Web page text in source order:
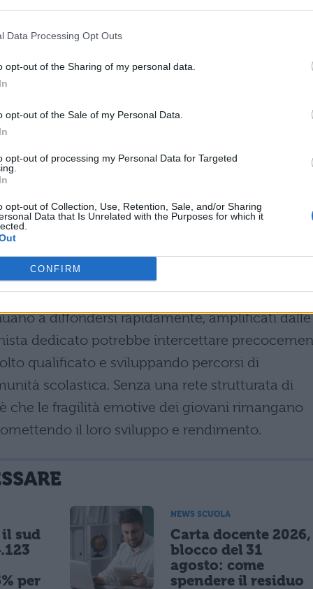
Data Processing Opt Outs
opt-out of the Sharing of my personal data.
opt-out of the Sale of my Personal Data.
opt-out of processing my Personal Data for Targeted
opt-out of Collection, Use, Retention, Sale, and/or Sharing
Data that Is Unrelated with the Purposes for which it
CONFIRM
psicologico omogeneo in tutte le scuole
a questi servizi essenziali dipenda
dalla sensibilità individuale dei dirigenti
e nel contrasto dello
rappresenterebbe un passo decisivo
il supporto psicologico.
educare le nuove generazioni
parte integrante della salute complessiva.
cicatrici profonde, con un preoccupante
gli studenti. Parallelamente, fenomeni come
a diffondersi rapidamente, amplificati dalle
dedicato potrebbe intercettare
qualificato e sviluppando percorsi di
scolastica. Senza una rete strutturata di
che le fragilità emotive dei giovani rimangano
il loro sviluppo e rendimento.
sud
per
NEWS SCUOLA
Carta docente 2026,
blocco del 31
agosto: come
spendere il residuo